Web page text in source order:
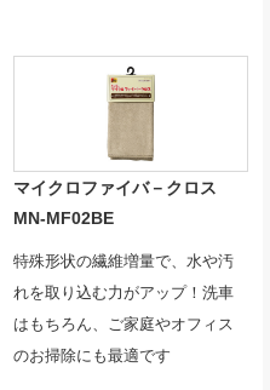
マイクロファイバ－クロス
MN-MF02BE
特殊形状の繊維増量で、水や汚
れを取り込む力がアップ！洗車
はもちろん、ご家庭やオフィス
のお掃除にも最適です